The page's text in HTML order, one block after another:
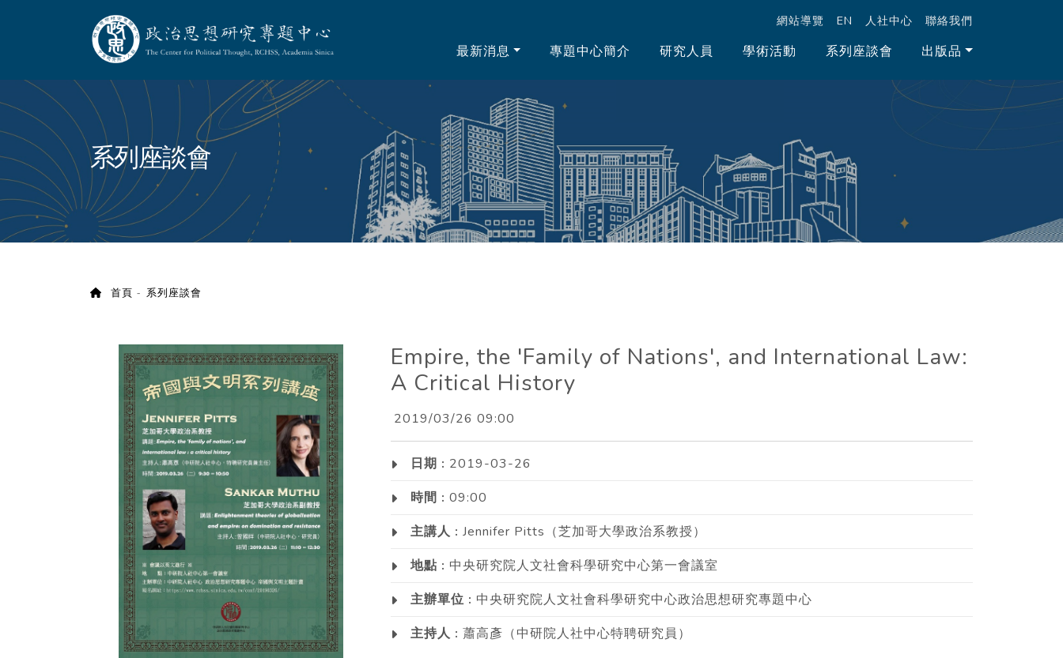
政治思想研究專題中心 網站導覽 EN 人社中心 聯絡我們
最新消息 專題中心簡介 研究人員 學術活動 系列座談會 出版品
系列座談會
首頁 系列座談會
Empire, the 'Family of Nations', and International Law:
A Critical History
2019/03/26 09:00
日期 : 2019-03-26
時間 : 09:00
主講人 : Jennifer Pitts（芝加哥大學政治系教授）
地點 : 中央研究院人文社會科學研究中心第一會議室
主辦單位 : 中央研究院人文社會科學研究中心政治思想研究專題中心
主持人 : 蕭高彥（中研院人社中心特聘研究員）